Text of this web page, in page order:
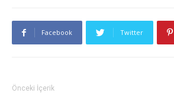
Facebook Twitter
Önceki İçerik